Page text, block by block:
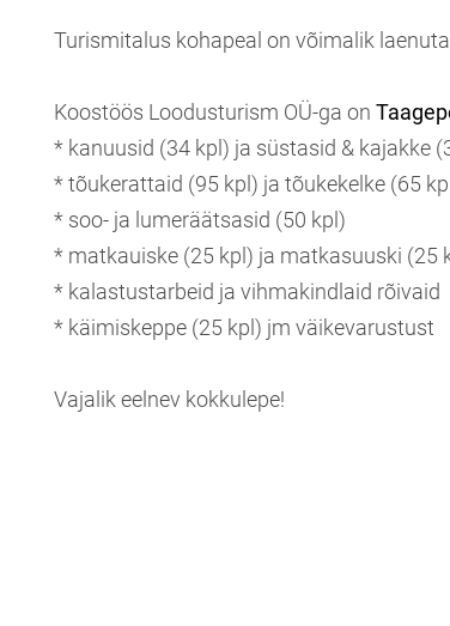
Turismitalus kohapeal on võimalik
Koostöös Loodusturism OÜ-ga on
* kanuusid (34 kpl) ja süstasid & kajakke
* tõukerattaid (95 kpl) ja tõukekelke (65
* soo- ja lumeräätsasid (50 kpl)
* matkauiske (25 kpl) ja matkasuuski (25
* kalastustarbeid ja vihmakindlaid rõivaid
* käimiskeppe (25 kpl) jm väikevarustust
Vajalik eelnev kokkulepe!